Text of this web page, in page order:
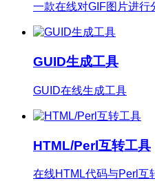
一款在线对GIF图片进行
GUID生成工具
GUID在线生成工具
HTML/Perl互转工具
在线HTML代码与Perl互